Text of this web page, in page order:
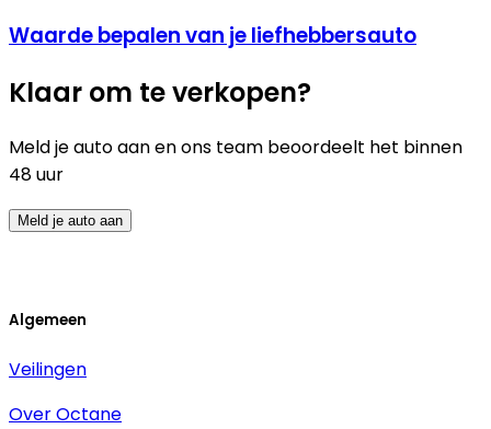
Waarde bepalen van je liefhebbersauto
Klaar om te verkopen?
Meld je auto aan en ons team beoordeelt het binnen
48 uur
Meld je auto aan
Algemeen
Veilingen
Over Octane